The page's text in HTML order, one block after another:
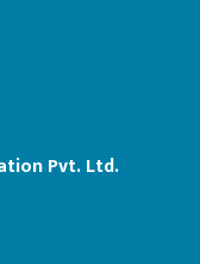
Pvt. Ltd.